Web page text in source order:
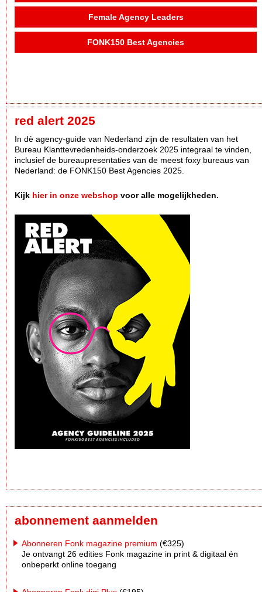
Female Agency Leaders
FONK150 Best Agencies
red alert 2025
In dè agency-guide van Nederland zijn de resultaten van het
Bureau Klanttevredenheids-onderzoek 2025 integraal te vinden,
inclusief de bureaupresentaties van de meest foxy bureaus van
Nederland: de FONK150 Best Agencies 2025.
Kijk hier in onze webshop voor alle mogelijkheden.
abonnement aanmelden
Abonneren Fonk magazine premium (€325)
Je ontvangt 26 edities Fonk magazine in print & digitaal én
onbeperkt online toegang